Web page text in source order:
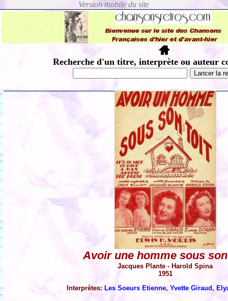
Recherche d'un titre, interprète ou auteur
Avoir une homme sous
Jacques Plante - Harold Spina
1951
Interprètes: Les Soeurs Etienne,Yvette Giraud,